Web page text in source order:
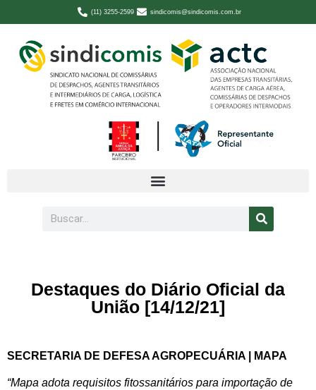
(11) 3255-2599 sindicomis@sindicomis.com.br
Destaques do Diário Oficial da
União [14/12/21]
SECRETARIA DE DEFESA AGROPECUÁRIA | MAPA
“Mapa adota requisitos fitossanitários para importação de